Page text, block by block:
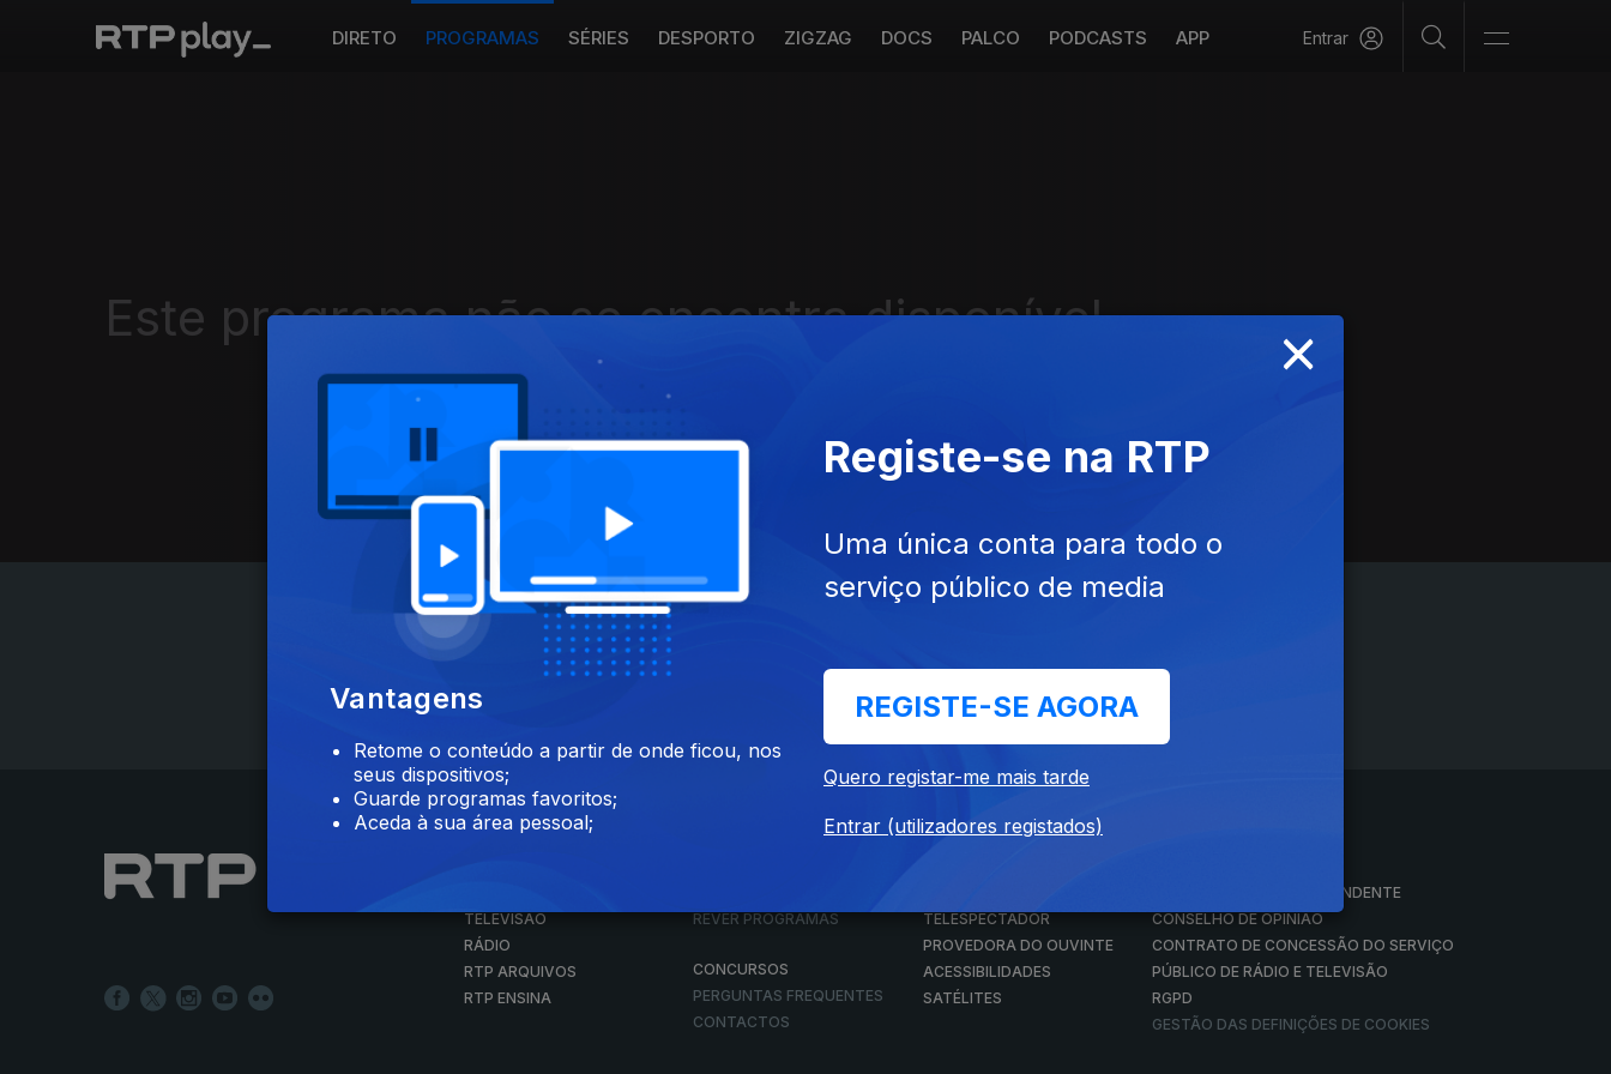
DIRETO PROGRAMAS SÉRIES DESPORTO ZIGZAG DOCS PALCO PODCASTS APP Entrar
Este programa não se encontra disponível
Instale a aplicação RTP Play
TELEVISÃO
RÁDIO
RTP ARQUIVOS
RTP ENSINA
REVER PROGRAMAS
CONCURSOS
PERGUNTAS FREQUENTES
CONTACTOS
TELESPECTADOR
PROVEDORA DO OUVINTE
ACESSIBILIDADES
SATÉLITES
CONSELHO GERAL INDEPENDENTE
CONSELHO DE OPINIÃO
CONTRATO DE CONCESSÃO DO SERVIÇO
PÚBLICO DE RÁDIO E TELEVISÃO
RGPD
GESTÃO DAS DEFINIÇÕES DE COOKIES
×
Vantagens
Retome o conteúdo a partir de onde ficou, nos
seus dispositivos;
Guarde programas favoritos;
Aceda à sua área pessoal;
Registe-se na RTP
Uma única conta para todo o
serviço público de media
REGISTE-SE AGORA
Quero registar-me mais tarde
Entrar (utilizadores registados)